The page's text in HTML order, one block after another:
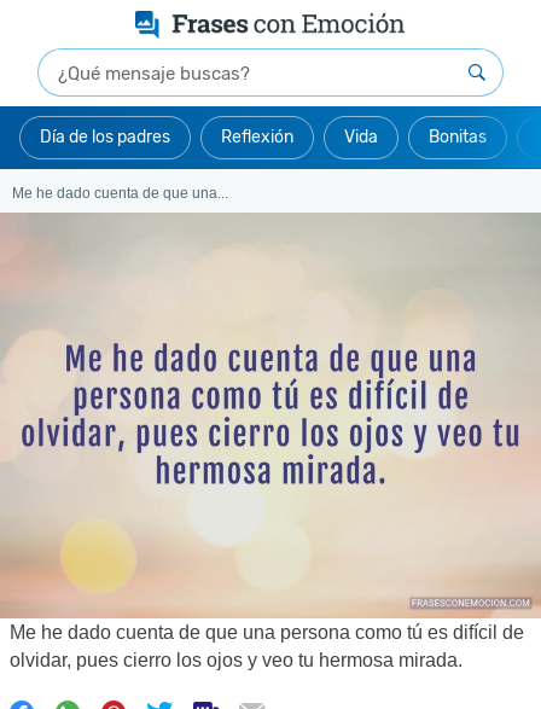
Día de los padres Reflexión Vida Bonitas
Me he dado cuenta de que una...
Me he dado cuenta de que una persona como tú es difícil de
olvidar, pues cierro los ojos y veo tu hermosa mirada.